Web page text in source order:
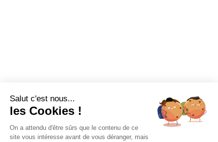
Salut c'est nous...
les Cookies !
On a attendu d'être sûrs que le contenu de ce
site vous intéresse avant de vous déranger, mais